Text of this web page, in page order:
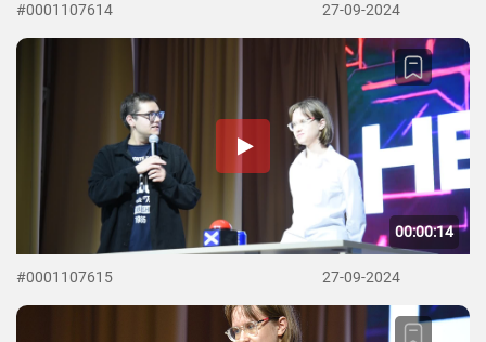
#0001107614 27-09-2024
00:00:14
#0001107615 27-09-2024